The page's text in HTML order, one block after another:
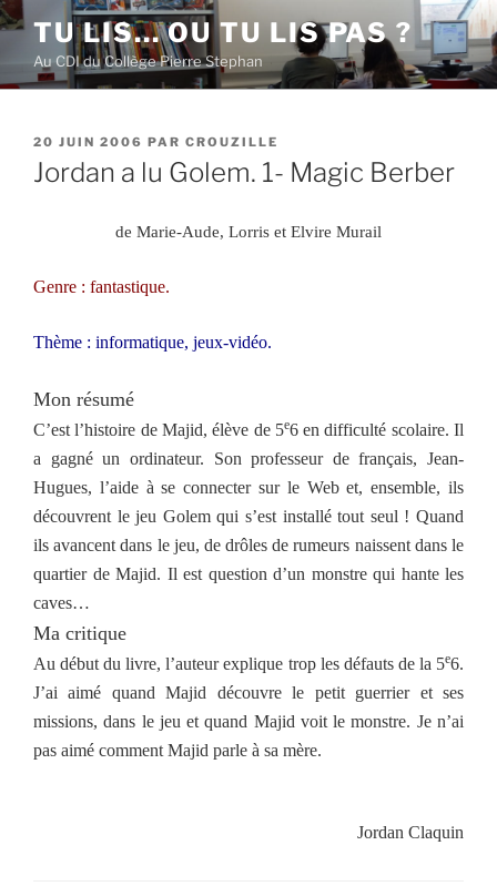
Aller
contenu
principal
TU LIS… OU TU LIS PAS ?
Au CDI du Collège Pierre Stephan
PUBLIÉ
LE
20 JUIN 2006 PAR CROUZILLE
Jordan a lu Golem. 1- Magic Berber
de Marie-Aude, Lorris et Elvire Murail
Genre : fantastique.
Thème : informatique, jeux-vidéo.
Mon résumé
C’est l’histoire de Majid, élève de 5e6 en difficulté scolaire. Il
a gagné un ordinateur. Son professeur de français, Jean-
Hugues, l’aide à se connecter sur le Web et, ensemble, ils
découvrent le jeu Golem qui s’est installé tout seul ! Quand
ils avancent dans le jeu, de drôles de rumeurs naissent dans le
quartier de Majid. Il est question d’un monstre qui hante les
caves…
Ma critique
Au début du livre, l’auteur explique trop les défauts de la 5e6.
J’ai aimé quand Majid découvre le petit guerrier et ses
missions, dans le jeu et quand Majid voit le monstre. Je n’ai
pas aimé comment Majid parle à sa mère.
Jordan Claquin